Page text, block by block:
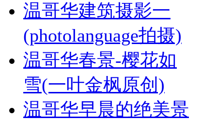
温哥华建筑摄影一
(photolanguage拍摄)
温哥华春景-樱花如
雪(一叶金枫原创)
温哥华早晨的绝美景